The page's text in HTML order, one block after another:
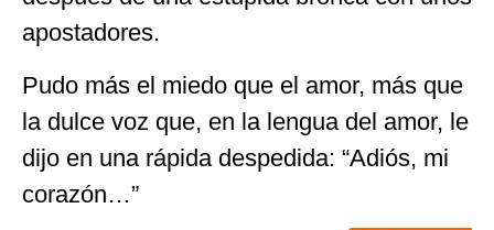
apostadores.
Pudo más el miedo que el amor, más que
la dulce voz que, en la lengua del amor, le
dijo en una rápida despedida: “Adiós, mi
corazón…”